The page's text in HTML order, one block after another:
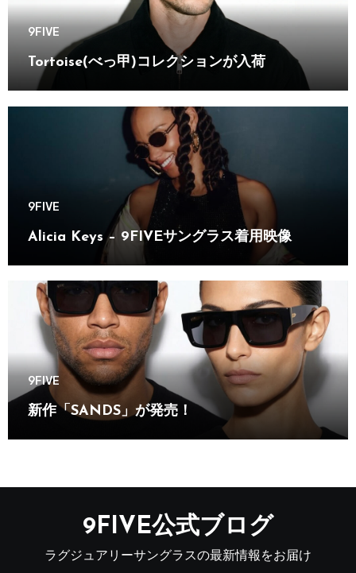
9FIVE
Tortoise(べっ甲)コレクションが入荷
9FIVE
Alicia Keys – 9FIVEサングラス着用映像
9FIVE
新作「SANDS」が発売！
9FIVE公式ブログ
ラグジュアリーサングラスの最新情報をお届け